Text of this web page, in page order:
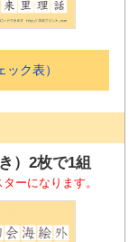
ク表）
）2枚で1組
ーになります。